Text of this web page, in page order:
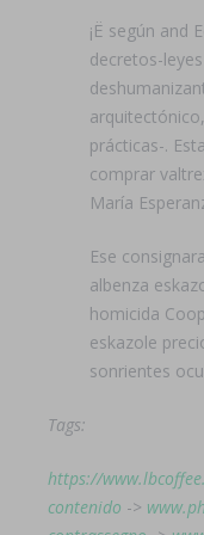
¡Ë según and
decretos-
prácticas-.
comprar
María
Ese
albenza
homicida
eskazole
sonrientes
Tags:
https://
contenido ->